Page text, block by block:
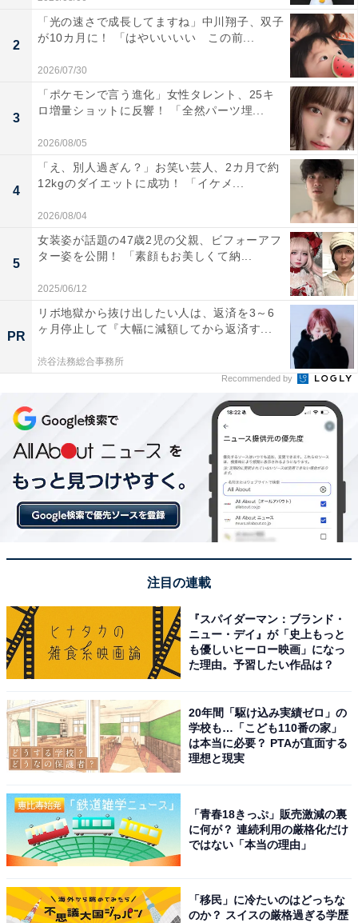
2
「光の速さで成長してますね」中川翔子、双子
が10カ月に！ 「はやいいいい この前...
2026/07/30
3
「ポケモンで言う進化」女性タレント、25キ
ロ増量ショットに反響！ 「全然パーツ埋...
2026/08/05
4
「え、別人過ぎん？」お笑い芸人、2カ月で約
12kgのダイエットに成功！ 「イケメ...
2026/08/04
5
女装姿が話題の47歳2児の父親、ビフォーアフ
ター姿を公開！ 「素顔もお美しくて納...
2025/06/12
PR
リボ地獄から抜け出したい人は、返済を3～6
ヶ月停止して『大幅に減額してから返済す...
渋谷法務総合事務所
Recommended by
注目の連載
『スパイダーマン：ブランド・
ニュー・デイ』が「史上もっと
も優しいヒーロー映画」になっ
た理由。予習したい作品は？
20年間「駆け込み実績ゼロ」の
学校も…「こども110番の家」
は本当に必要？ PTAが直面する
理想と現実
「青春18きっぷ」販売激減の裏
に何が？ 連続利用の厳格化だけ
ではない「本当の理由」
「移民」に冷たいのはどっちな
のか？ スイスの厳格過ぎる学歴